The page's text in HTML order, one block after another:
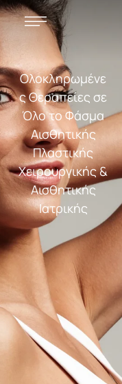
Ολοκληρωμένε
ς Θεραπείες σε
Όλο το Φάσμα
Αισθητικής
Πλαστικής
Χειρουργικής &
Αισθητικής
Ιατρικής